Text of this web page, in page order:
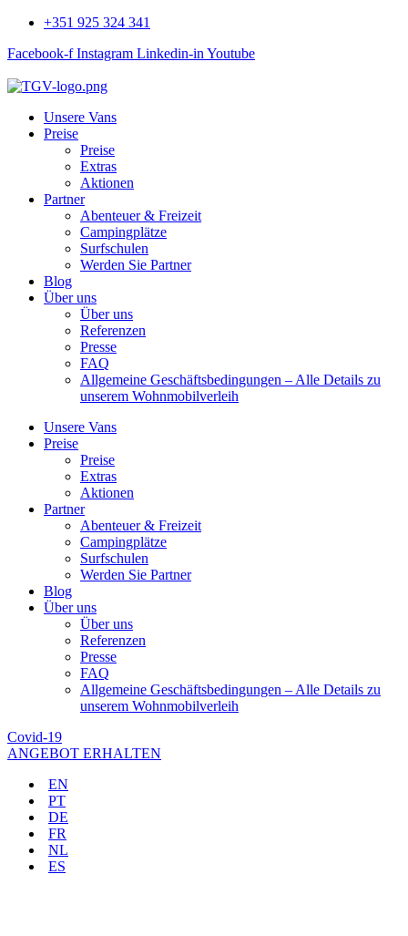
+351 925 324 341
Facebook-f Instagram Linkedin-in Youtube
Unsere Vans
Preise
Preise
Extras
Aktionen
Partner
Abenteuer & Freizeit
Campingplätze
Surfschulen
Werden Sie Partner
Blog
Über uns
Über uns
Referenzen
Presse
FAQ
Allgemeine Geschäftsbedingungen – Alle Details zu
unserem Wohnmobilverleih
Unsere Vans
Preise
Preise
Extras
Aktionen
Partner
Abenteuer & Freizeit
Campingplätze
Surfschulen
Werden Sie Partner
Blog
Über uns
Über uns
Referenzen
Presse
FAQ
Allgemeine Geschäftsbedingungen – Alle Details zu
unserem Wohnmobilverleih
Covid-19
ANGEBOT ERHALTEN
EN
PT
DE
FR
NL
ES